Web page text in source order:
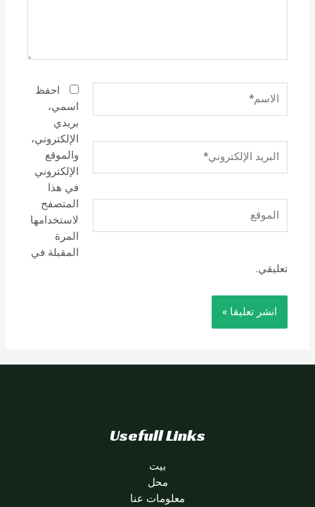
الإلكتروني*
احفظ
اسمي،
بريدي
الإلكتروني،
والموقع
الإلكتروني
في هذا
المتصفح
لاستخدامها
المرة
المقبلة في
تعليقي.
Usefull Links
بيت
محل
معلومات عنا